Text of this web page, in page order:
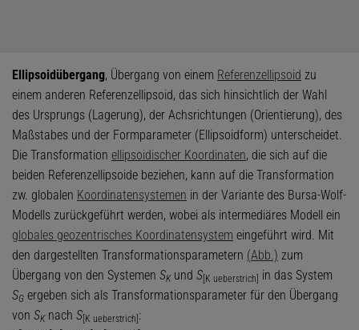
Ellipsoidübergang, Übergang von einem Referenzellipsoid zu
einem anderen Referenzellipsoid, das sich hinsichtlich der Wahl
des Ursprungs (Lagerung), der Achsrichtungen (Orientierung), des
Maßstabes und der Formparameter (Ellipsoidform) unterscheidet.
Die Transformation ellipsoidischer Koordinaten, die sich auf die
beiden Referenzellipsoide beziehen, kann auf die Transformation
zw. globalen Koordinatensystemen in der Variante des Bursa-Wolf-
Modells zurückgeführt werden, wobei als intermediäres Modell ein
globales geozentrisches Koordinatensystem eingeführt wird. Mit
den dargestellten Transformationsparametern (Abb.) zum
Übergang von den Systemen SKund S [K ueberstrich]
in das System
SG ergeben sich als Transformationsparameter für den Übergang
von SKnach S [K ueberstrich] :